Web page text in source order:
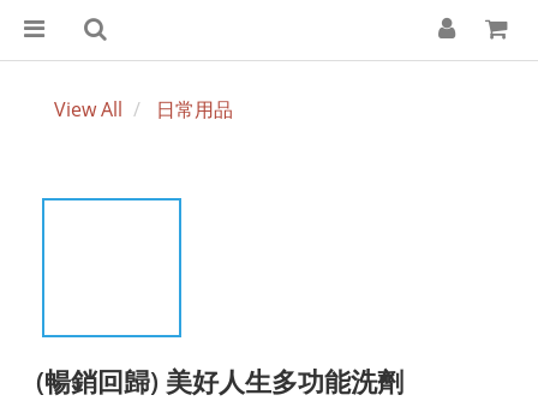
View All 日常用品
(暢銷回歸) 美好人生多功能洗劑